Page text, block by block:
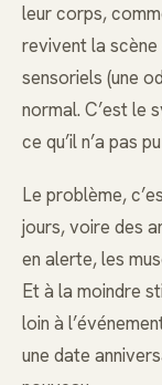
leur corps,
revivent la
sensoriels (une
normal. C’est le
ce qu’il n’a pas
Le problème,
jours, voire des
en alerte, les
Et à la moindre
loin à
une date